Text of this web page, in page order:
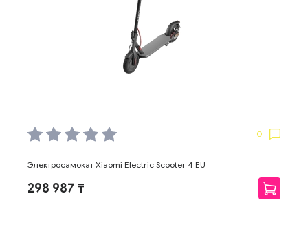
0
Электросамокат Xiaomi Electric Scooter 4 EU
298 987 ₸